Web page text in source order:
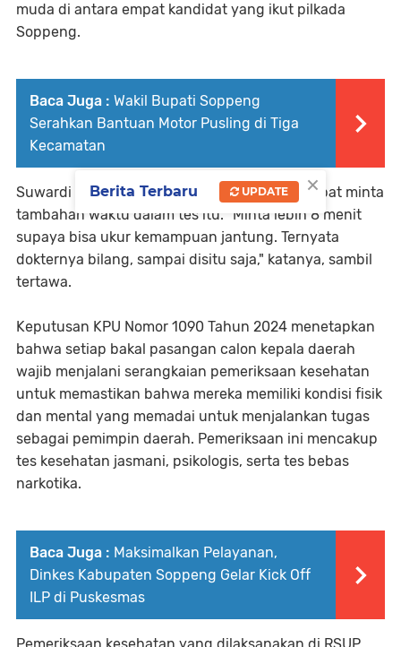
muda di antara empat kandidat yang ikut pilkada
Soppeng.
Baca Juga : Wakil Bupati Soppeng
Serahkan Bantuan Motor Pusling di Tiga
Kecamatan
Suwardi Haseng sendiri justru mengaku sempat minta
tambahan waktu dalam tes itu. "Minta lebih 8 menit
supaya bisa ukur kemampuan jantung. Ternyata
dokternya bilang, sampai disitu saja," katanya, sambil
tertawa.
Keputusan KPU Nomor 1090 Tahun 2024 menetapkan
bahwa setiap bakal pasangan calon kepala daerah
wajib menjalani serangkaian pemeriksaan kesehatan
untuk memastikan bahwa mereka memiliki kondisi fisik
dan mental yang memadai untuk menjalankan tugas
sebagai pemimpin daerah. Pemeriksaan ini mencakup
tes kesehatan jasmani, psikologis, serta tes bebas
narkotika.
Baca Juga : Maksimalkan Pelayanan,
Dinkes Kabupaten Soppeng Gelar Kick Off
ILP di Puskesmas
×
Berita Terbaru UPDATE